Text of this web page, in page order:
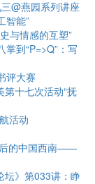
@燕园系列讲座
智能”
与情感的互塑”
掌到“P=>Q”：写
评大赛
十七次活动“抚
活动
后的中国西南——
坛》第033讲：睁